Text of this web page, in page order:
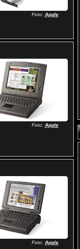
Foto: Apple
Foto: Apple
Foto: Apple